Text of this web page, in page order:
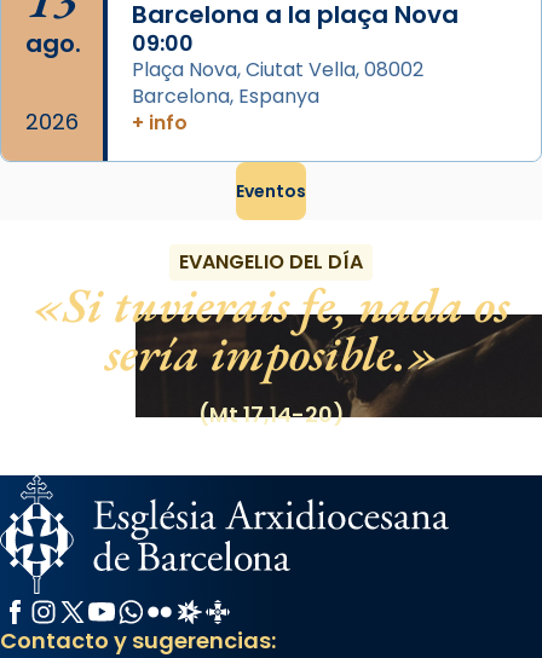
ago.
2026
Barcelona a la plaça Nova
09:00
Plaça Nova, Ciutat Vella, 08002
Barcelona, Espanya
+ info
Eventos
EVANGELIO DEL DÍA
Si tuvierais fe, nada os
sería imposible.
(Mt 17,14-20)
Facebook
Instagram
X / Twitter
YouTube
WhatsApp
FlickrRadio Estel
Catalunya Cristiana
Contacto y sugerencias: